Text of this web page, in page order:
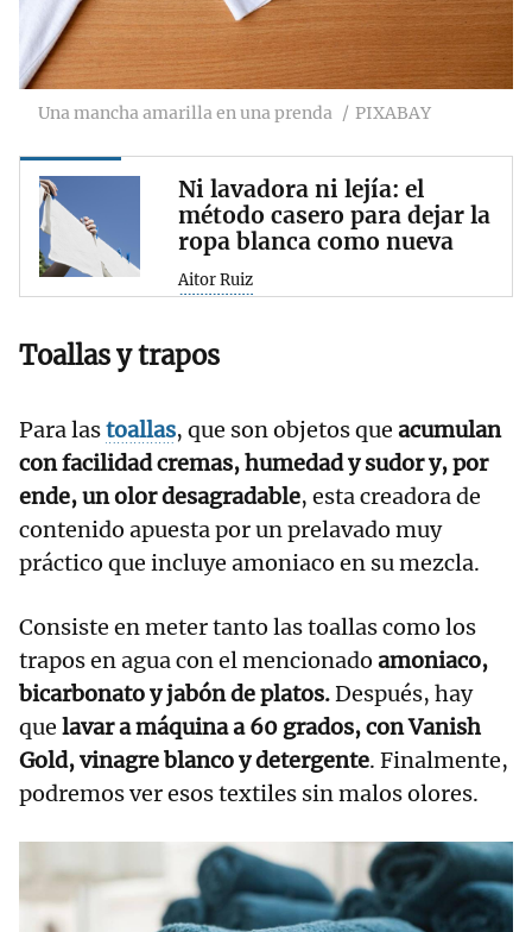
Una mancha amarilla en una prenda PIXABAY
Ni lavadora ni lejía: el
método casero para dejar la
ropa blanca como nueva
Aitor Ruiz
Toallas y trapos
Para lastoallas, que son objetos que acumulan
con facilidad cremas, humedad y sudor y, por
ende, un olor desagradable, esta creadora de
contenido apuesta por un prelavado muy
práctico que incluye amoniaco en su mezcla.
Consiste en meter tanto las toallas como los
trapos en agua con el mencionado amoniaco,
bicarbonato y jabón de platos.Después, hay
que lavar a máquina a 60 grados, con Vanish
Gold, vinagre blanco y detergente. Finalmente,
podremos ver esos textiles sin malos olores.